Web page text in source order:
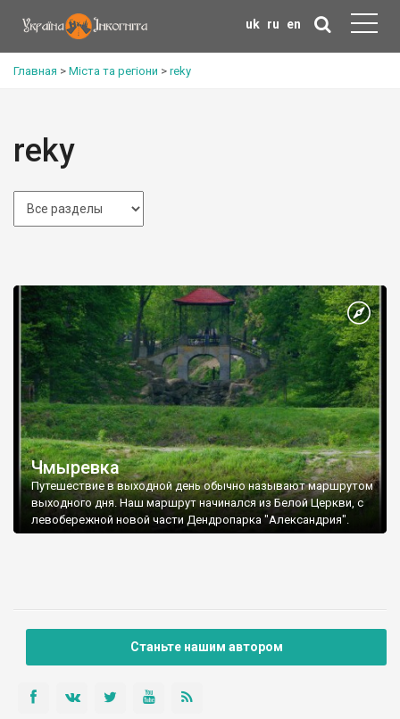
uk ru en
Главная > Міста та регіони > reky
reky
Чмыревка
Путешествие в выходной день обычно называют маршрутом
выходного дня. Наш маршрут начинался из Белой Церкви, с
левобережной новой части Дендропарка "Александрия".
Станьте нашим автором